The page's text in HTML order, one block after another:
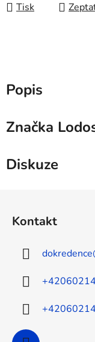
Tisk
Popis
Značka
Diskuze
Kontakt
dokredence